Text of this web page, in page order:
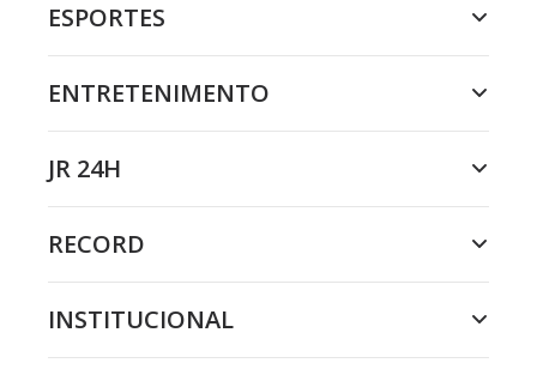
ESPORTES
ENTRETENIMENTO
JR 24H
RECORD
INSTITUCIONAL